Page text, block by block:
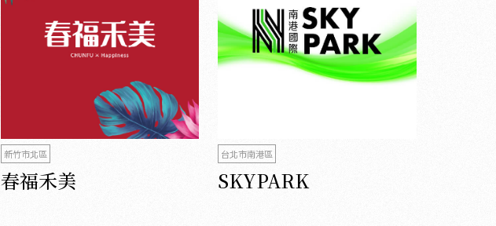
新竹市北區
春福禾美
台北市南港區
SKYPARK